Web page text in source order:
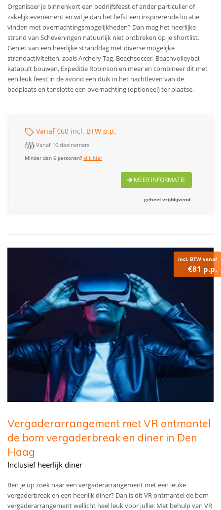
Organiseer je binnenkort een bedrijfsfeest of ander particulier of
zakelijk evenement en wil je dan het liefst een inspirerende locatie
vinden met overnachtingsmogelijkheden? Dan mag het heerlijke
strand van Scheveningen natuurlijk niet ontbreken op je shortlist.
Geniet van een heerlijke stranddag met diverse mogelijke
strandactiviteiten, zoals Archery Tag, Beachsoccer, Beachvolleybal,
katapult bouwen, Expeditie Robinson en meer en combineer dit met
een leuk feest in de avond een duik in het nachtleven van de
badplaats en tenslotte een overnachting (optioneel) ter plaatse.
Vanaf €60 incl. BTW p.p.
Vanaf 10 deelnemers
Minder dan 6 personen?klik hier
MEER INFORMATIE
geheel vrijblijvend
incl. BTW vanaf
€81 p.p.
Vergaderarrangement met VR ontmantel
de bom vergaderbreak en diner in Den
Haag
Inclusief heerlijk diner
Ben je op zoek naar een vergaderarrangement met een leuke
vergaderbreak en een heerlijk diner? Dan is dit VR ontmantel de bom
vergaderarrangement wellicht heel leuk voor jullie. Met behulp van VR